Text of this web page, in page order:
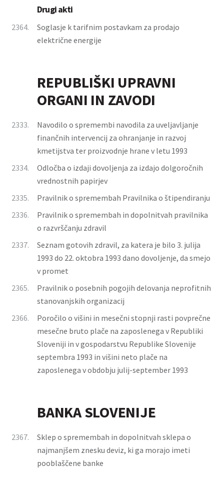
Drugi akti
2364.
Soglasje k tarifnim postavkam za prodajo
električne energije
REPUBLIŠKI UPRAVNI
ORGANI IN ZAVODI
2333.
Navodilo o spremembi navodila za uveljavljanje
finančnih intervencij za ohranjanje in razvoj
kmetijstva ter proizvodnje hrane v letu 1993
2334.
Odločba o izdaji dovoljenja za izdajo dolgoročnih
vrednostnih papirjev
2335.
Pravilnik o spremembah Pravilnika o štipendiranju
2336.
Pravilnik o spremembah in dopolnitvah pravilnika
o razvrščanju zdravil
2337.
Seznam gotovih zdravil, za katera je bilo 3. julija
1993 do 22. oktobra 1993 dano dovoljenje, da smejo
v promet
2365.
Pravilnik o posebnih pogojih delovanja neprofitnih
stanovanjskih organizacij
2366.
Poročilo o višini in mesečni stopnji rasti povprečne
mesečne bruto plače na zaposlenega v Republiki
Sloveniji in v gospodarstvu Republike Slovenije
septembra 1993 in višini neto plače na
zaposlenega v obdobju julij-september 1993
BANKA SLOVENIJE
2367.
Sklep o spremembah in dopolnitvah sklepa o
najmanjšem znesku deviz, ki ga morajo imeti
pooblaščene banke